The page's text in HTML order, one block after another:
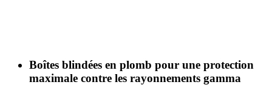
Boîtes blindées en plomb pour une protection
maximale contre les rayonnements gamma